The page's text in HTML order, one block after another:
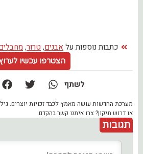
כתבות נוספות על אבנים, טרור,
הצטרפו עכשיו
לשתף
מערכת החדשות עושה מאמץ לכבד זכויות יוצרים.
או דרוש תיקון? צרו איתנו קשר בהקדם.
תגובות